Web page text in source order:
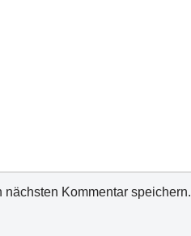
Kommentar speichern.